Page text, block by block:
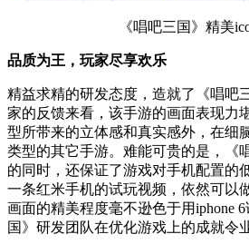
《唱吧三国》精美
品质为王，玩家尽享欢乐
精益求精的研发态度，造就了《唱吧
家的反馈来看，该手游的画面表现力
型所带来的立体感和真实感外，在细
类型的其它手游。难能可贵的是，《
的同时，还保证了游戏对手机配置的
一条红米手机的试玩视频，依然可以
画面的精美程度毫不逊色于用iphone
国》研发团队在优化游戏上的成就令